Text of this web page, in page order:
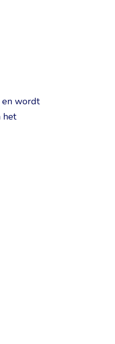
en wordt
het